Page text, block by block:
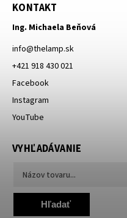
KONTAKT
Ing. Michaela Beňová
info@thelamp.sk
+421 918 430 021
Facebook
Instagram
YouTube
VYHĽADÁVANIE
Hľadať